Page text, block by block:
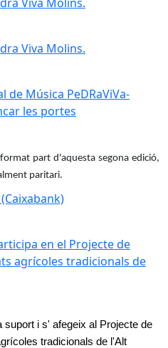
Viva Molins.
Viva Molins.
de Música PeDRaViVa-
de Música PeDRaViVa-
les portes
part d'aquesta segona edició,
paritari.
en el Projecte de
en el Projecte de
agrícoles tradicionals de
i s' afegeix al Projecte de
tradicionals de l'Alt